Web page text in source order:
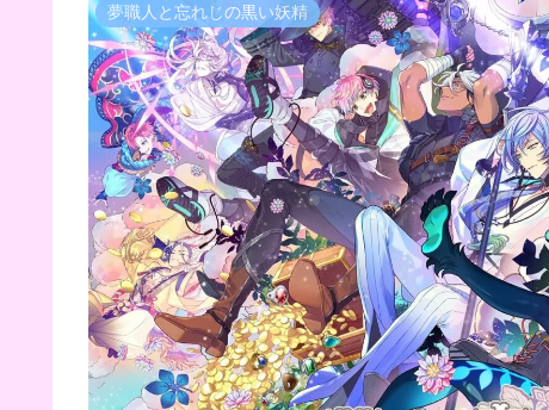
夢職人と忘れじの黒い妖精